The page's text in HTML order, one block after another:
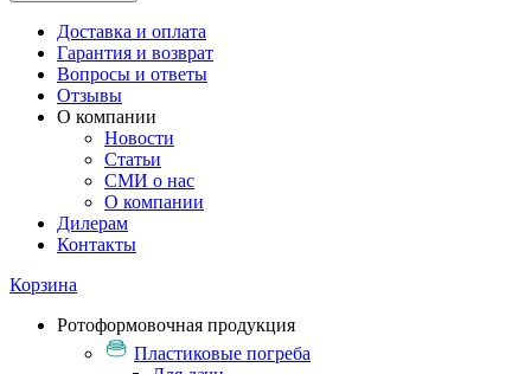
Доставка и оплата
Гарантия и возврат
Вопросы и ответы
Отзывы
О компании
Новости
Статьи
СМИ о нас
О компании
Дилерам
Контакты
Корзина
Ротоформовочная продукция
Пластиковые погреба